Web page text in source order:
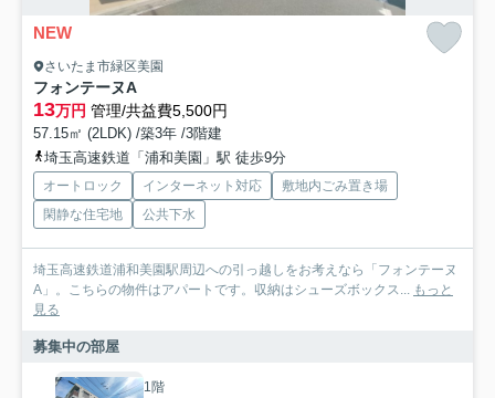
NEW
さいたま市緑区美園
フォンテーヌA
13万円 管理/共益費5,500円
57.15㎡ (2LDK) /築3年 /3階建
埼玉高速鉄道「浦和美園」駅 徒歩9分
オートロック インターネット対応
敷地内ごみ置き場
閑静な住宅地
公共下水
埼玉高速鉄道浦和美園駅周辺への引っ越しをお考えなら「フォンテーヌ
A」。こちらの物件はアパートです。収納はシューズボックス... もっと
見る
募集中の部屋
1階